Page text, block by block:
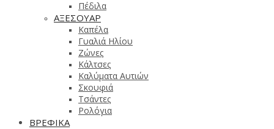
Πέδιλα
ΑΞΕΣΟΥΑΡ
Καπέλα
Γυαλιά Ηλίου
Ζώνες
Κάλτσες
Καλύματα Αυτιών
Σκουφιά
Τσάντες
Ρολόγια
ΒΡΕΦΙΚΑ